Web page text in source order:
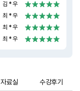
김 * 우
최 * 우
최 * 우
최 * 우
자료실 수강후기